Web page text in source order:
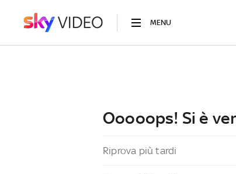
MENU
Ooooops! Si è
Riprova più tardi